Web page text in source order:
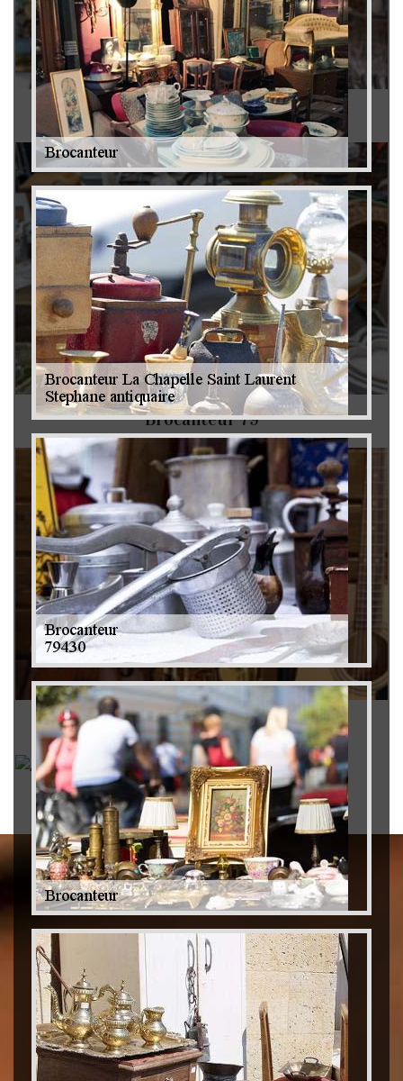
Antiquaire 79
Brocanteur 79
Rachat instrument de musique 79
Achat antiquité 79